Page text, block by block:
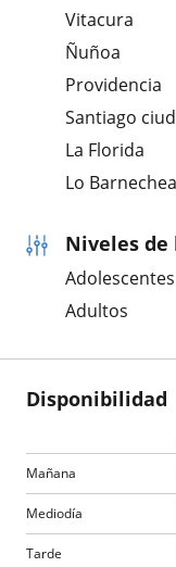
Vitacura
Ñuñoa
Providencia
Santiago
La Florida
Lo Barnechea
Niveles de
Adolescentes
Adultos
Disponibilidad
Mañana
Mediodía
Tarde